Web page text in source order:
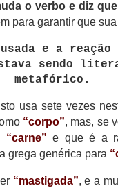
o verbo e diz
para garantir que
e a reação
sendo
metafórico.
usa sete vezes
“corpo”, mas, se
“carne” e que é a
grega genérica para
“mastigada”, e a